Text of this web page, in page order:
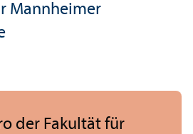
Mannheimer
der Fakultät für